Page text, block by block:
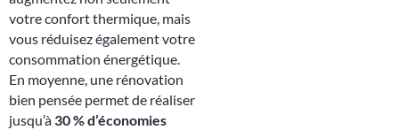
votre confort thermique, mais
vous réduisez également votre
consommation énergétique.
En moyenne, une rénovation
bien pensée permet de réaliser
jusqu’à 30 % d’économies